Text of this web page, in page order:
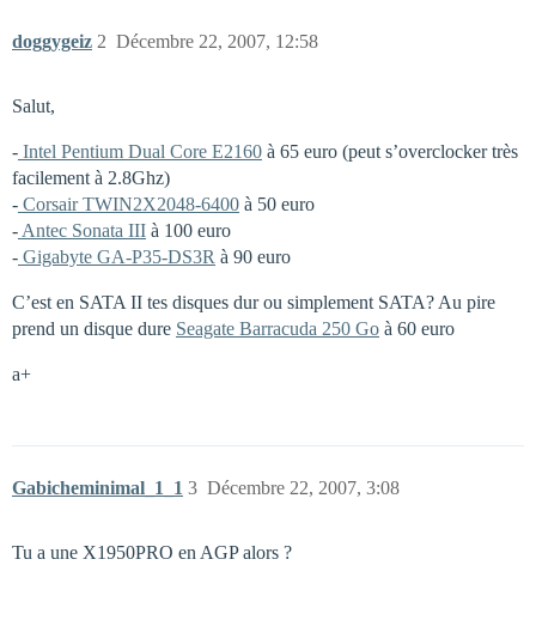
doggygeiz Décembre 22, 2007, 12:58
2
Salut,
- Intel Pentium Dual Core E2160 à 65 euro (peut s’overclocker très
facilement à 2.8Ghz)
- Corsair TWIN2X2048-6400 à 50 euro
- Antec Sonata III à 100 euro
- Gigabyte GA-P35-DS3R à 90 euro
C’est en SATA II tes disques dur ou simplement SATA? Au pire
prend un disque dure Seagate Barracuda 250 Go à 60 euro
a+
Gabicheminimal_1_1 Décembre 22, 2007, 3:08
3
Tu a une X1950PRO en AGP alors ?